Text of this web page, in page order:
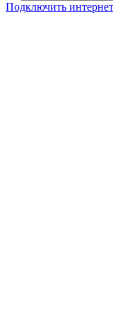
Подключить интернет